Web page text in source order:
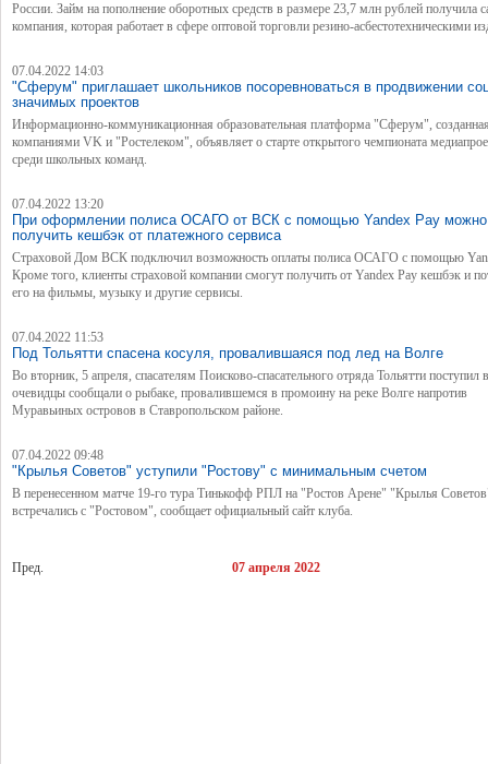
России. Займ на пополнение оборотных средств в размере 23,7 млн рублей получила
компания, которая работает в сфере оптовой торговли резино-асбестотехническими
07.04.2022 14:03
"Сферум" приглашает школьников посоревноваться в продвижении
значимых проектов
Информационно-коммуникационная образовательная платформа "Сферум",
компаниями VK и "Ростелеком", объявляет о старте открытого чемпионата
среди школьных команд.
07.04.2022 13:20
При оформлении полиса ОСАГО от ВСК с помощью Yandex Pay можно
получить кешбэк от платежного сервиса
Страховой Дом ВСК подключил возможность оплаты полиса ОСАГО с помощью
Кроме того, клиенты страховой компании смогут получить от Yandex Pay кешбэк и
его на фильмы, музыку и другие сервисы.
07.04.2022 11:53
Под Тольятти спасена косуля, провалившаяся под лед на Волге
Во вторник, 5 апреля, спасателям Поисково-спасательного отряда Тольятти поступил
очевидцы сообщали о рыбаке, провалившемся в промоину на реке Волге напротив
Муравьиных островов в Ставропольском районе.
07.04.2022 09:48
"Крылья Советов" уступили "Ростову" с минимальным счетом
В перенесенном матче 19-го тура Тинькофф РПЛ на "Ростов Арене" "Крылья
встречались с "Ростовом", сообщает официальный сайт клуба.
Пред. 07 апреля 2022